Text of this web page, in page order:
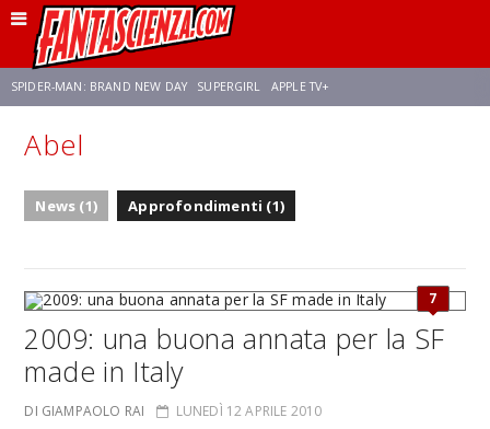
SPIDER-MAN: BRAND NEW DAY SUPERGIRL APPLE TV+
FRANCO RICCIARDIELLO
Abel
News (1) Approfondimenti (1)
7
2009: una buona annata per la SF
made in Italy
DI GIAMPAOLO RAI LUNEDÌ 12 APRILE 2010